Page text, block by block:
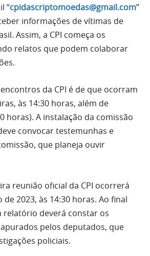
“cpidascriptomoedas@gmail.com”
informações de vítimas de
Assim, a CPI começa os
relatos que podem colaborar
da CPI é de que ocorram
às 14:30 horas, além de
horas). A instalação da comissão
convocar testemunhas e
que planeja ouvir
reunião oficial da CPI ocorrerá
2023, às 14:30 horas. Ao final
relatório deverá constar os
pelos deputados, que
policiais.